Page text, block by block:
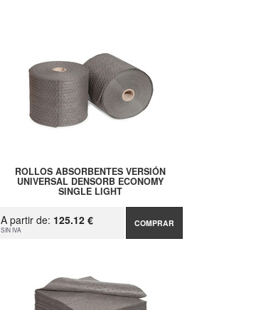
ROLLOS ABSORBENTES VERSIÓN
UNIVERSAL DENSORB ECONOMY
SINGLE LIGHT
A partir de: 125.12 €
SIN IVA
COMPRAR